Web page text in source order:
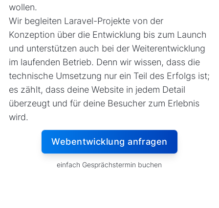
wollen.
Wir begleiten Laravel-Projekte von der
Konzeption über die Entwicklung bis zum Launch
und unterstützen auch bei der Weiterentwicklung
im laufenden Betrieb. Denn wir wissen, dass die
technische Umsetzung nur ein Teil des Erfolgs ist;
es zählt, dass deine Website in jedem Detail
überzeugt und für deine Besucher zum Erlebnis
wird.
Webentwicklung anfragen
einfach Gesprächstermin buchen